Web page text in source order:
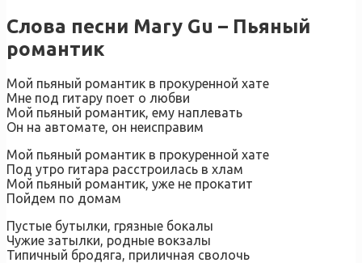
Слова песни Mary Gu – Пьяный
романтик
Мой пьяный романтик в прокуренной хате
Мне под гитару поет о любви
Мой пьяный романтик, ему наплевать
Он на автомате, он неисправим
Мой пьяный романтик в прокуренной хате
Под утро гитара расстроилась в хлам
Мой пьяный романтик, уже не прокатит
Пойдем по домам
Пустые бутылки, грязные бокалы
Чужие затылки, родные вокзалы
Типичный бродяга, приличная сволочь